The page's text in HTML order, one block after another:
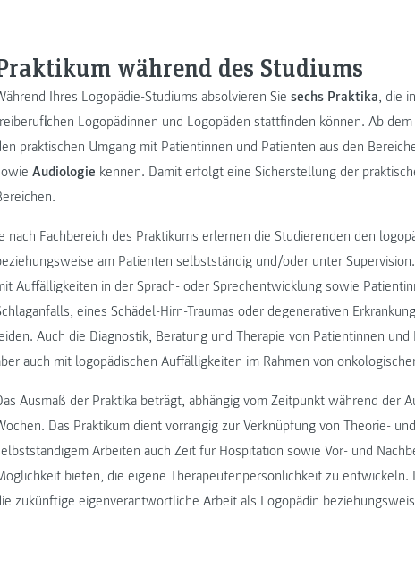
während des Studiums
Ihres Logopädie-Studiums absolvieren Sie sechs Praktika, die
Logopädinnen und Logopäden stattfinden können. Ab
praktischen Umgang mit Patientinnen und Patienten aus den
Audiologie kennen. Damit erfolgt eine Sicherstellung der
nach Fachbereich des Praktikums erlernen die Studierenden den
am Patienten selbstständig und/oder unter
Auffälligkeiten in der Sprach- oder Sprechentwicklung sowie
eines Schädel-Hirn-Traumas oder degenerativen
Auch die Diagnostik, Beratung und Therapie von Patientinnen
auch mit logopädischen Auffälligkeiten im Rahmen von
Ausmaß der Praktika beträgt, abhängig vom Zeitpunkt während der
Das Praktikum dient vorrangig zur Verknüpfung von Theorie-
Arbeiten auch Zeit für Hospitation sowie Vor- und
bieten, die eigene Therapeutenpersönlichkeit zu
zukünftige eigenverantwortliche Arbeit als Logopädin